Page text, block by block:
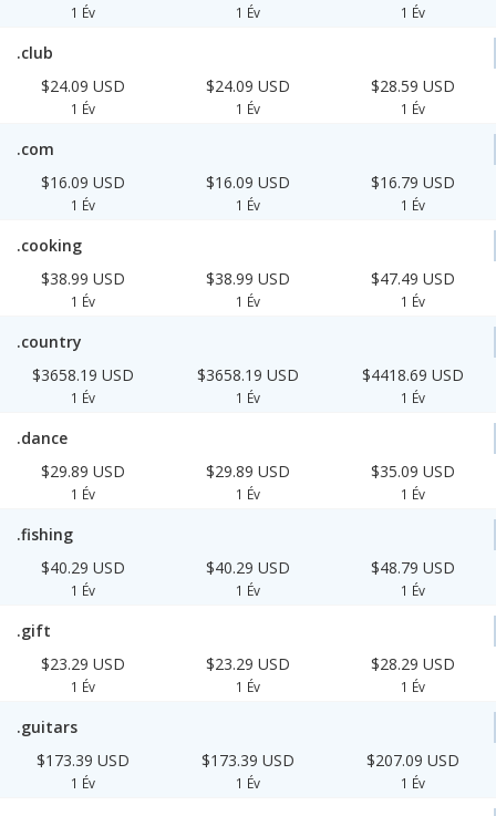
1 Év 1 Év 1 Év
.club
$24.09 USD
1 Év
$24.09 USD
1 Év
$28.59 USD
1 Év
.com
$16.09 USD
1 Év
$16.09 USD
1 Év
$16.79 USD
1 Év
.cooking
$38.99 USD
1 Év
$38.99 USD
1 Év
$47.49 USD
1 Év
.country
$3658.19 USD
1 Év
$3658.19 USD
1 Év
$4418.69 USD
1 Év
.dance
$29.89 USD
1 Év
$29.89 USD
1 Év
$35.09 USD
1 Év
.fishing
$40.29 USD
1 Év
$40.29 USD
1 Év
$48.79 USD
1 Év
.gift
$23.29 USD
1 Év
$23.29 USD
1 Év
$28.29 USD
1 Év
.guitars
$173.39 USD
1 Év
$173.39 USD
1 Év
$207.09 USD
1 Év